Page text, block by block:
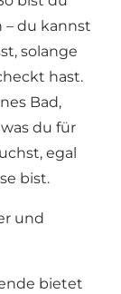
du kannst
solange
hast.
Bad,
du für
egal
bist.
und
bietet